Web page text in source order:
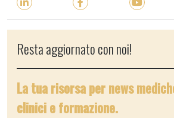
Resta aggiornato con noi!
La tua risorsa per news
clinici e formazione.